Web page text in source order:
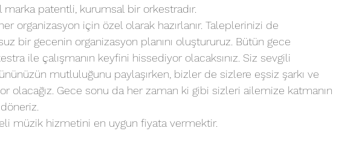
marka patentli, kurumsal bir orkestradır.
organizasyon için özel olarak hazırlanır. Taleplerinizi de
bir gecenin organizasyon planını oluştururuz. Bütün gece
ile çalışmanın keyfini hissediyor olacaksınız. Siz sevgili
mutluluğunu paylaşırken, bizler de sizlere eşsiz şarkı ve
olacağız. Gece sonu da her zaman ki gibi sizleri ailemize katmanın
müzik hizmetini en uygun fiyata vermektir.